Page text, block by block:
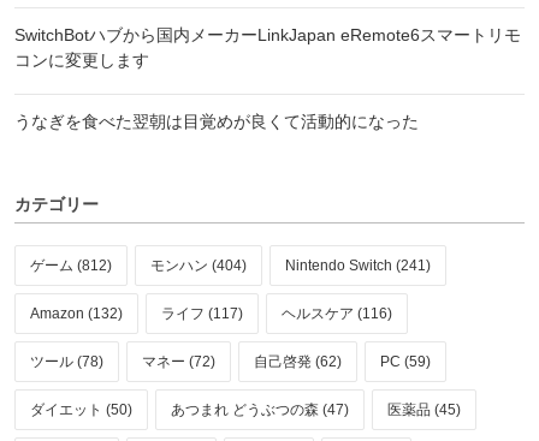
SwitchBotハブから国内メーカーLinkJapan eRemote6スマートリモ
コンに変更します
うなぎを食べた翌朝は目覚めが良くて活動的になった
カテゴリー
ゲーム (812) モンハン (404) Nintendo Switch (241)
Amazon (132) ライフ (117) ヘルスケア (116)
ツール (78) マネー (72) 自己啓発 (62) PC (59)
ダイエット (50) あつまれ どうぶつの森 (47) 医薬品 (45)